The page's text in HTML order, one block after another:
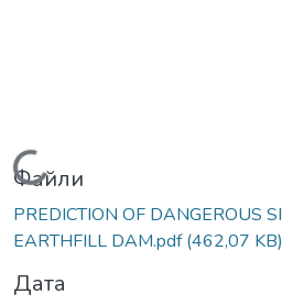
Вантажиться...
Файли
PREDICTION OF DANGEROUS
EARTHFILL DAM.pdf(462,07 KB)
Дата